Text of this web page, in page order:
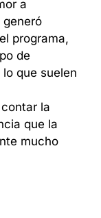
a
generó
programa,
de
que suelen
la
que la
mucho